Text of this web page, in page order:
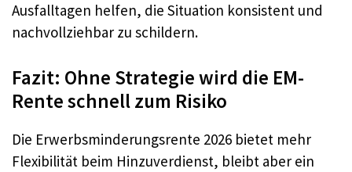
Ausfalltagen helfen, die Situation konsistent und
nachvollziehbar zu schildern.
Fazit: Ohne Strategie wird die EM-
Rente schnell zum Risiko
Die Erwerbsminderungsrente 2026 bietet mehr
Flexibilität beim Hinzuverdienst, bleibt aber ein